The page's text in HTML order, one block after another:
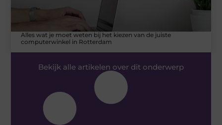
Alles wat je moet weten bij het kiezen van de juiste
computerwinkel in Rotterdam
Bekijk alle artikelen over dit onderwerp